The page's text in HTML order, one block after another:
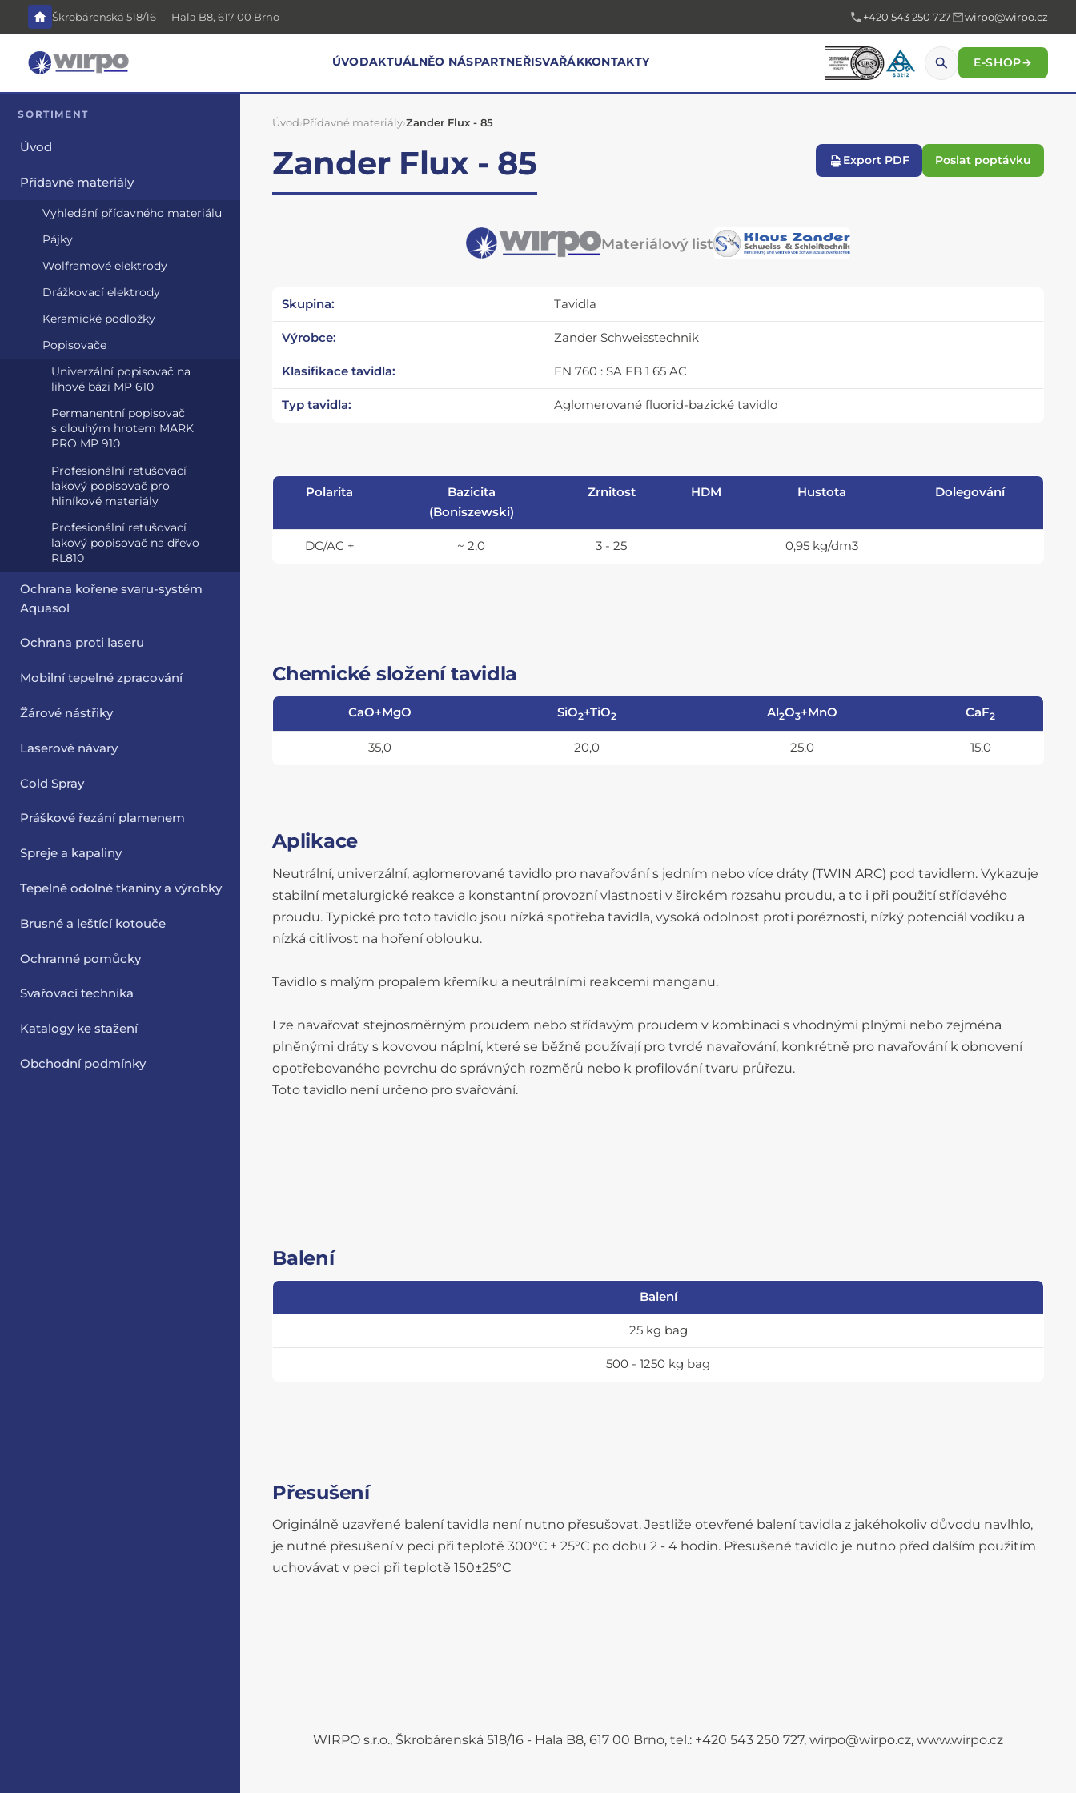
Škrobárenská 518/16 — Hala B8, 617 00 Brno +420 543 250 727 wirpo@wirpo.cz
ÚVODAKTUÁLNĚO NÁSPARTNEŘISVAŘÁKKONTAKTY E-SHOP→
SORTIMENT
Úvod
Přídavné materiály
Vyhledání přídavného materiálu
Pájky
Wolframové elektrody
Drážkovací elektrody
Keramické podložky
Popisovače
Univerzální popisovač na
lihové bázi MP 610
Permanentní popisovač
s dlouhým hrotem MARK
PRO MP 910
Profesionální retušovací
lakový popisovač pro
hliníkové materiály
Profesionální retušovací
lakový popisovač na dřevo
RL810
Ochrana kořene svaru-systém
Aquasol
Ochrana proti laseru
Mobilní tepelné zpracování
Žárové nástřiky
Laserové návary
Cold Spray
Práškové řezání plamenem
Spreje a kapaliny
Tepelně odolné tkaniny a výrobky
Brusné a leštící kotouče
Ochranné pomůcky
Svařovací technika
Katalogy ke stažení
Obchodní podmínky
Úvod›Přídavné materiály›Zander Flux - 85
Zander Flux - 85 Export PDF Poslat poptávku
Materiálový list
Skupina: Tavidla
Výrobce: Zander Schweisstechnik
Klasifikace tavidla: EN 760 : SA FB 1 65 AC
Typ tavidla: Aglomerované fluorid-bazické tavidlo
Polarita
Bazicita
(Boniszewski)
Zrnitost HDM Hustota Dolegování
DC/AC + ~ 2,0 3 - 25 0,95 kg/dm3
Chemické složení tavidla
CaO+MgO SiO2+TiO2 Al2O3+MnO CaF2
35,0 20,0 25,0 15,0
Aplikace
Neutrální, univerzální, aglomerované tavidlo pro navařování s jedním nebo více dráty (TWIN ARC) pod tavidlem. Vykazuje
stabilní metalurgické reakce a konstantní provozní vlastnosti v širokém rozsahu proudu, a to i při použití střídavého
proudu. Typické pro toto tavidlo jsou nízká spotřeba tavidla, vysoká odolnost proti poréznosti, nízký potenciál vodíku a
nízká citlivost na hoření oblouku.
Tavidlo s malým propalem křemíku a neutrálními reakcemi manganu.
Lze navařovat stejnosměrným proudem nebo střídavým proudem v kombinaci s vhodnými plnými nebo zejména
plněnými dráty s kovovou náplní, které se běžně používají pro tvrdé navařování, konkrétně pro navařování k obnovení
opotřebovaného povrchu do správných rozměrů nebo k profilování tvaru průřezu.
Toto tavidlo není určeno pro svařování.
Balení
Balení
25 kg bag
500 - 1250 kg bag
Přesušení
Originálně uzavřené balení tavidla není nutno přesušovat. Jestliže otevřené balení tavidla z jakéhokoliv důvodu navlhlo,
je nutné přesušení v peci při teplotě 300°C ± 25°C po dobu 2 - 4 hodin. Přesušené tavidlo je nutno před dalším použitím
uchovávat v peci při teplotě 150±25°C
WIRPO s.r.o., Škrobárenská 518/16 - Hala B8, 617 00 Brno, tel.: +420 543 250 727, wirpo@wirpo.cz, www.wirpo.cz